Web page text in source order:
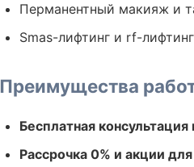
Перманентный макияж и
Smas-лифтинг и rf-лифтинг
Преимущества
Бесплатная
Рассрочка 0% и акции